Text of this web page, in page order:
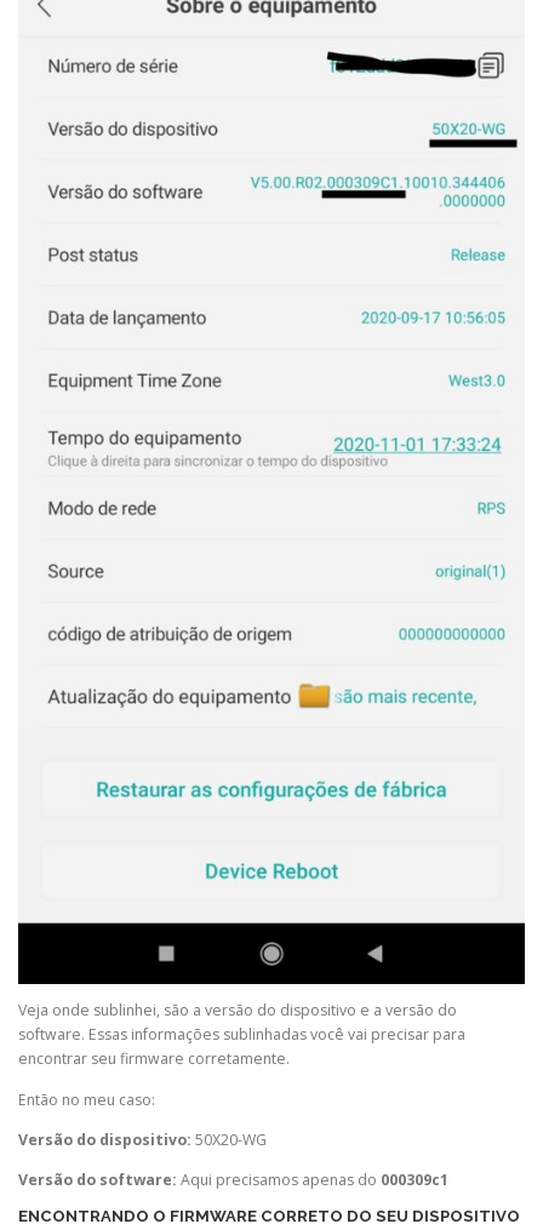
Veja onde sublinhei, são a versão do dispositivo e a versão do
software. Essas informações sublinhadas você vai precisar para
encontrar seu firmware corretamente.
Então no meu caso:
Versão do dispositivo: 50X20-WG
Versão do software: Aqui precisamos apenas do 000309c1
ENCONTRANDO O FIRMWARE CORRETO DO SEU DISPOSITIVO